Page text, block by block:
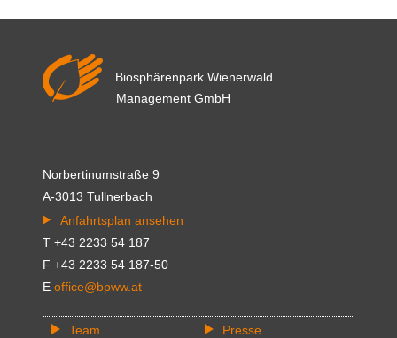
Lebensadern
Biosphärenpark Wienerwald
Management GmbH
Norbertinumstraße 9
A-3013 Tullnerbach
Anfahrtsplan ansehen
T +43 2233 54 187
F +43 2233 54 187-50
E office@bpww.at
Team
Presse